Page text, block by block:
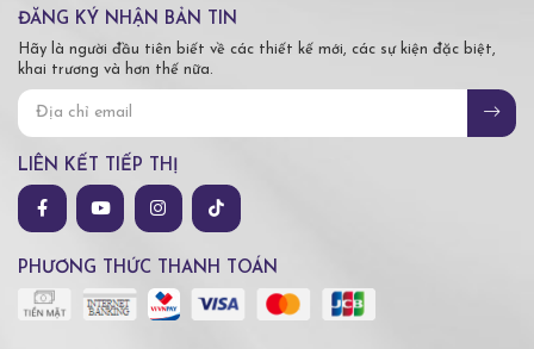
ĐĂNG KÝ NHẬN BẢN TIN
Hãy là người đầu tiên biết về các thiết kế mới, các sự kiện đặc biệt,
khai trương và hơn thế nữa.
LIÊN KẾT TIẾP THỊ
PHƯƠNG THỨC THANH TOÁN